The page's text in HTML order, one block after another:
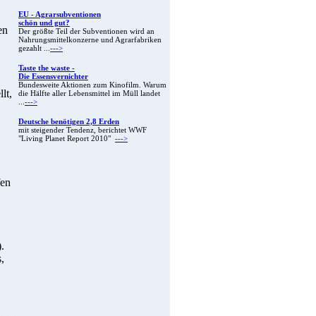
EU - Agrarsubventionen
schön und gut?
Der größte Teil der Subventionen wird an
Nahrungsmittelkonzerne und Agrarfabriken
gezahlt ...--->
Taste the waste -
Die Essensvernichter
Bundesweite Aktionen zum Kinofilm. Warum
die Hälfte aller Lebensmittel im Müll landet
...--->
Deutsche benötigen 2,8 Erden
mit steigender Tendenz, berichtet WWF
"Living Planet Report 2010" --->